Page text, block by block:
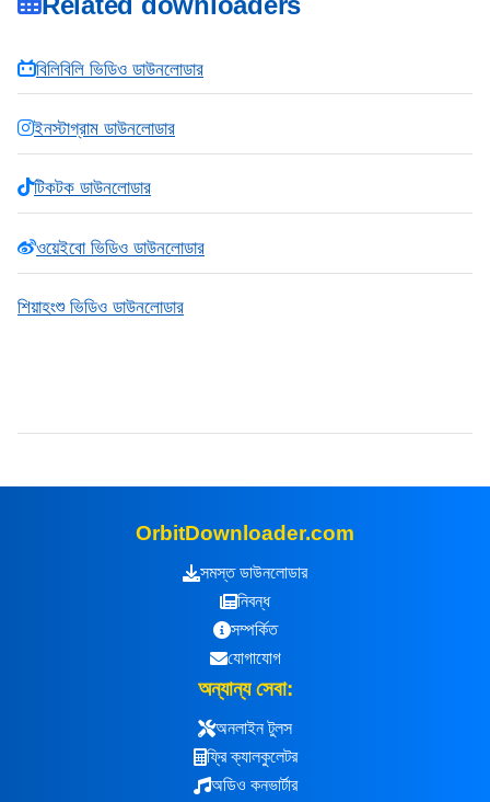
বিলিবিলি ভিডিও ডাউনলোডার
ইনস্টাগ্রাম ডাউনলোডার
টিকটক ডাউনলোডার
ওয়েইবো ভিডিও ডাউনলোডার
শিয়াহংশু ভিডিও ডাউনলোডার
OrbitDownloader.com
সমস্ত ডাউনলোডার
নিবন্ধ
সম্পর্কিত
যোগাযোগ
অন্যান্য সেবা:
অনলাইন টুলস
ফ্রি ক্যালকুলেটর
অডিও কনভার্টার